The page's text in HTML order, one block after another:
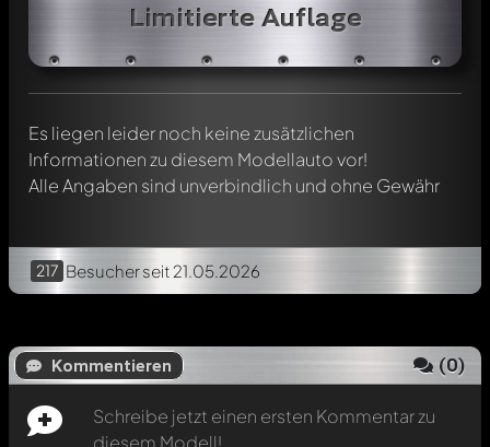
Limitierte Auflage
Es liegen leider noch keine zusätzlichen
Informationen zu diesem Modellauto vor!
Alle Angaben sind unverbindlich und ohne Gewähr
217 Besucherseit 21.05.2026
Kommentieren (0)
Schreibe jetzt einen ersten Kommentar zu
diesem Modell!
werden. Es ist wie ein Chat.
Verwendung eines@in deiner Nachricht. Sie werden dann
automatisch darüber informiert.